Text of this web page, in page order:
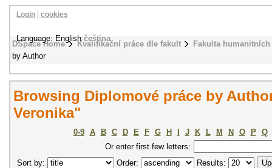
DSpace Home Kvalifikační práce dle fakult
Fakulta
by Author
Login cookies
Language: Englishčeština
Browsing Diplomové práce by
Veronika"
0-9 A B C D E F G H J K L M N O P
Q
Or enter first few letters:
Sort by:
Order: Results: